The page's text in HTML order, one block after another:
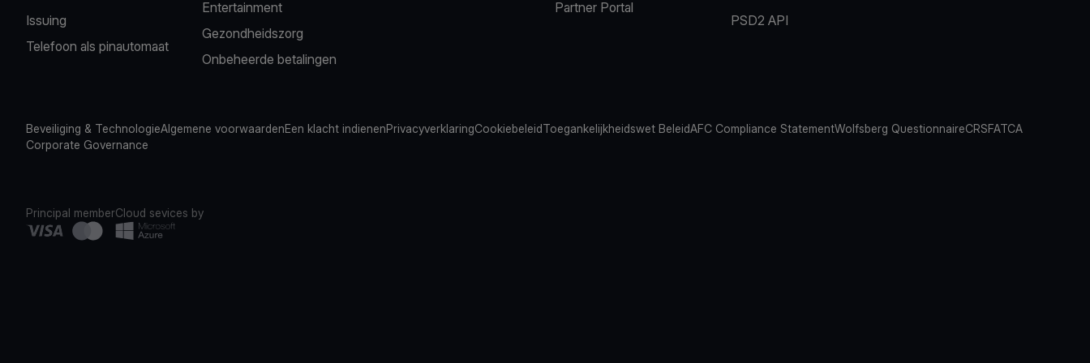
Issuing
Telefoon als pinautomaat
Entertainment
Gezondheidszorg
Onbeheerde betalingen
Partner Portal
PSD2 API
Beveiliging & TechnologieAlgemene voorwaardenEen klacht indienenPrivacyverklaringCookiebeleidToegankelijkheidswet BeleidAFC Compliance StatementWolfsberg QuestionnaireCRSFATCA
Corporate Governance
Principal memberCloud sevices by